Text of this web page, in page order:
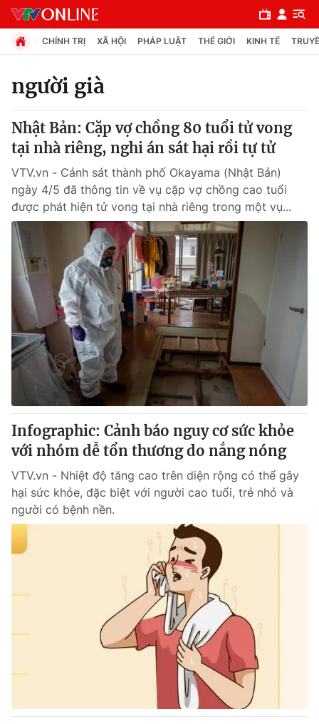
Chuyên mục
Chính trị
Xã hội
Pháp luật
Y tế
Thế giới
Tin tức
Thế giới đó đây
Câu chuyện quốc tế
Kinh tế
Tài chính
Thị trường
Góc doanh nghiệp
Dữ liệu và đời sống
Truyền hình
Hậu trường
Nhân vật
Khán giả
Giải trí
Điện ảnh
Âm nhạc
Sao
Đời sống
Chất lượng cuộc sống
Giáo dục
Công nghệ
Hitech Công nghệ tương lai
Tư vấn
Giao lưu trực tuyến
Lịch phát sóng
CHÍNH TRỊ XÃ HỘI PHÁP LUẬT THẾ GIỚI KINH TẾ
người già
Nhật Bản: Cặp vợ chồng 80 tuổi tử vong
tại nhà riêng, nghi án sát hại rồi tự tử
VTV.vn - Cảnh sát thành phố Okayama (Nhật Bản)
ngày 4/5 đã thông tin về vụ cặp vợ chồng cao tuổi
được phát hiện tử vong tại nhà riêng trong một vụ...
Infographic: Cảnh báo nguy cơ sức khỏe
với nhóm dễ tổn thương do nắng nóng
VTV.vn - Nhiệt độ tăng cao trên diện rộng có thể gây
hại sức khỏe, đặc biệt với người cao tuổi, trẻ nhỏ và
người có bệnh nền.